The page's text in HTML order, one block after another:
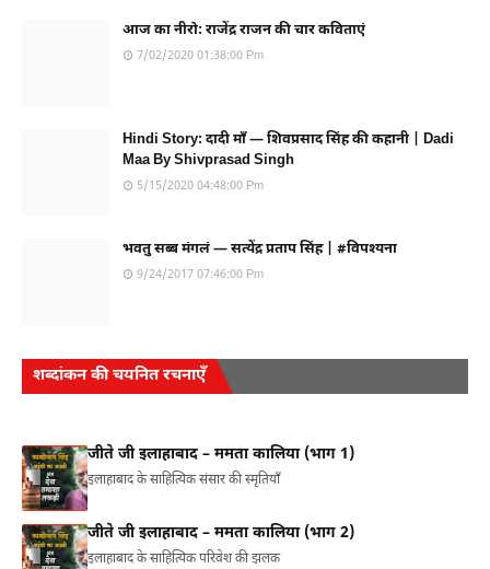
आज का नीरो: राजेंद्र राजन की चार कविताएं
7/02/2020 01:38:00 Pm
Hindi Story: दादी माँ — शिवप्रसाद सिंह की कहानी | Dadi
Maa By Shivprasad Singh
5/15/2020 04:48:00 Pm
भवतु सब्ब मंगलं — सत्येंद्र प्रताप सिंह | #विपश्यना
9/24/2017 07:46:00 Pm
शब्दांकन की चयनित रचनाएँ
जीते जी इलाहाबाद – ममता कालिया (भाग 1)
इलाहाबाद के साहित्यिक संसार की स्मृतियाँ
जीते जी इलाहाबाद – ममता कालिया (भाग 2)
इलाहाबाद के साहित्यिक परिवेश की झलक